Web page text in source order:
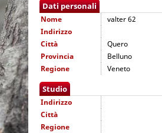
Dati personali
Nome
valter 62
Indirizzo
Città
Quero
Provincia
Belluno
Regione
Veneto
Studio
Indirizzo
Città
Regione